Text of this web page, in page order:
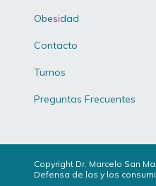
Obesidad
Contacto
Turnos
Preguntas Frecuentes
Copyright Dr. Marcelo San
Defensa de las y los